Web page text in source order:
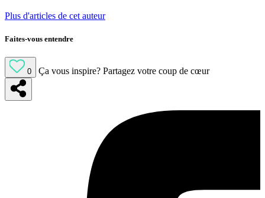
Plus d'articles de cet auteur
Faites-vous entendre
0 Ça vous inspire? Partagez votre coup de cœur